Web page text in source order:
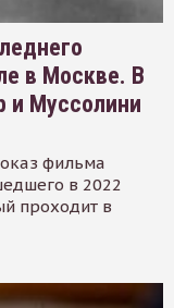
в Москве. В
и Муссолини
фильма
в 2022
проходит в